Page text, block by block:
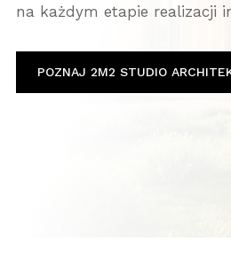
na każdym etapie realizacji
POZNAJ 2M2 STUDIO